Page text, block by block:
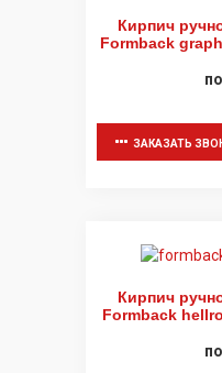
Кирпич
Formback
ЗАКАЗАТЬ
Кирпич
Formback